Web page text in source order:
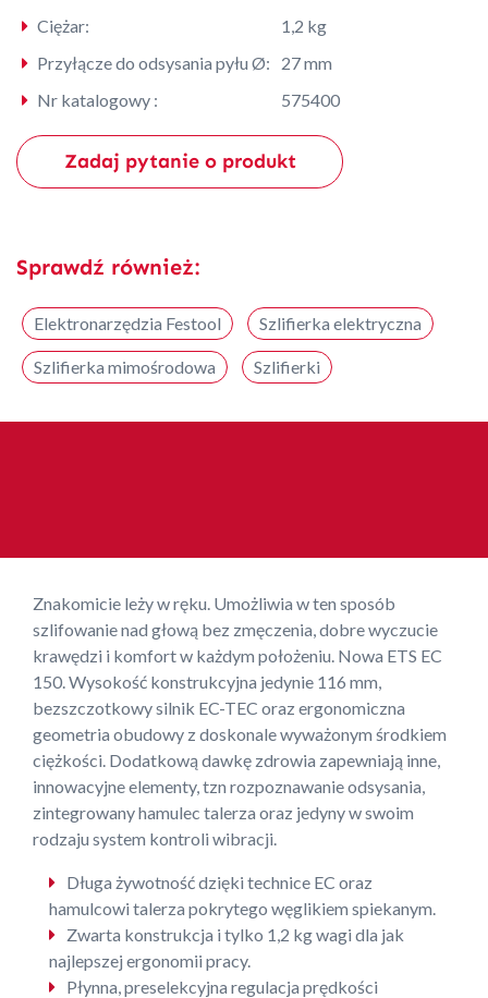
Ciężar:
1,2 kg
Przyłącze do odsysania pyłu Ø:
27 mm
Nr katalogowy :
575400
Zadaj pytanie o produkt
Sprawdź również:
Elektronarzędzia Festool Szlifierka elektryczna
Szlifierka mimośrodowa Szlifierki
Znakomicie leży w ręku. Umożliwia w ten sposób
szlifowanie nad głową bez zmęczenia, dobre wyczucie
krawędzi i komfort w każdym położeniu. Nowa ETS EC
150. Wysokość konstrukcyjna jedynie 116 mm,
bezszczotkowy silnik EC-TEC oraz ergonomiczna
geometria obudowy z doskonale wyważonym środkiem
ciężkości. Dodatkową dawkę zdrowia zapewniają inne,
innowacyjne elementy, tzn rozpoznawanie odsysania,
zintegrowany hamulec talerza oraz jedyny w swoim
rodzaju system kontroli wibracji.
Długa żywotność dzięki technice EC oraz
hamulcowi talerza pokrytego węglikiem spiekanym.
Zwarta konstrukcja i tylko 1,2 kg wagi dla jak
najlepszej ergonomii pracy.
Płynna, preselekcyjna regulacja prędkości